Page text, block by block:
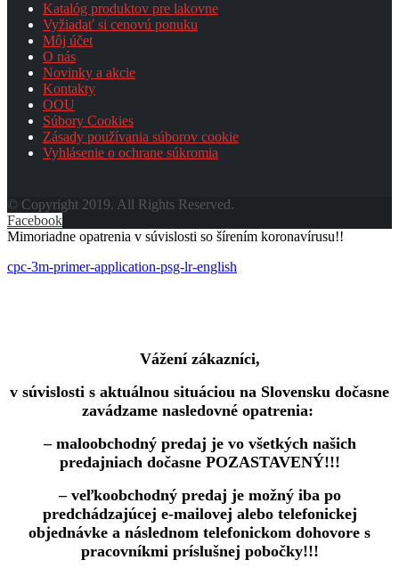
Katalóg produktov pre lakovne
Vyžiadať si cenovú ponuku
Môj účet
O nás
Novinky a akcie
Kontakty
OOU
Súbory Cookies
Zásady používania súborov cookie
Vyhlásenie o ochrane súkromia
© Copyright 2019. All Rights Reserved.
Facebook
Mimoriadne opatrenia v súvislosti so šírením koronavírusu!!
cpc-3m-primer-application-psg-lr-english
Vážení zákazníci,
v súvislosti s aktuálnou situáciou na Slovensku dočasne
zavádzame nasledovné opatrenia:
– maloobchodný predaj je vo všetkých našich
predajniach dočasne POZASTAVENÝ!!!
– veľkoobchodný predaj je možný iba po
predchádzajúcej e-mailovej alebo telefonickej
objednávke a následnom telefonickom dohovore s
pracovníkmi príslušnej pobočky!!!